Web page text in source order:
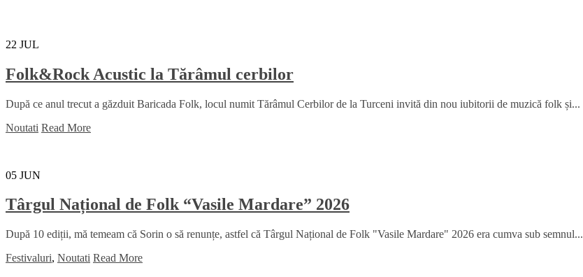
22 JUL
Folk&Rock Acustic la Tărâmul cerbilor
După ce anul trecut a găzduit Baricada Folk, locul numit Tărâmul Cerbilor de la Turceni invită din nou iubitorii de muzică folk și...
Noutati Read More
05 JUN
Târgul Național de Folk “Vasile Mardare” 2026
După 10 ediții, mă temeam că Sorin o să renunțe, astfel că Târgul Național de Folk "Vasile Mardare" 2026 era cumva sub semnul...
Festivaluri, Noutati Read More